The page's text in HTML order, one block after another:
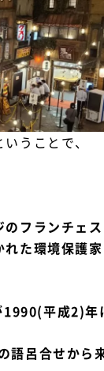
うことで、
フランチェ
た環境保護家
平成2)年
呂合せから